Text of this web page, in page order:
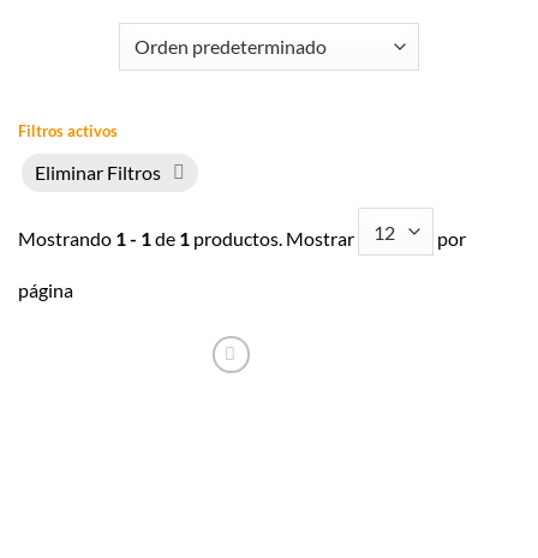
Filtros activos
Eliminar Filtros
Mostrando 1 - 1de 1 productos. Mostrar por
página